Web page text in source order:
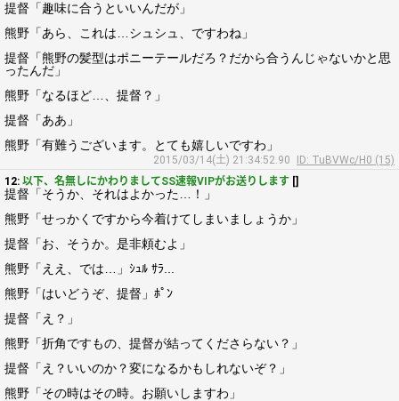
提督「趣味に合うといいんだが」
熊野「あら、これは…シュシュ、ですわね」
提督「熊野の髪型はポニーテールだろ？だから合うんじゃないかと思
ったんだ」
熊野「なるほど…、提督？」
提督「ああ」
熊野「有難うございます。とても嬉しいですわ」
2015/03/14(土) 21:34:52.90
ID: TuBVWc/H0 (15)
12: 以下、名無しにかわりましてSS速報VIPがお送りします []
提督「そうか、それはよかった…！」
熊野「せっかくですから今着けてしまいましょうか」
提督「お、そうか。是非頼むよ」
熊野「ええ、では…」ｼｭﾙ ｻﾗ...
熊野「はいどうぞ、提督」ﾎﾟﾝ
提督「え？」
熊野「折角ですもの、提督が結ってくださらない？」
提督「え？いいのか？変になるかもしれないぞ？」
熊野「その時はその時。お願いしますわ」